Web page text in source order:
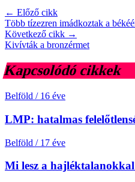
← Előző cikk
Több tízezren imádkoztak a
Következő cikk →
Kivívták a bronzérmet
Kapcsolódó cikkek
Belföld / 16 éve
LMP: hatalmas
Belföld / 17 éve
Mi lesz a